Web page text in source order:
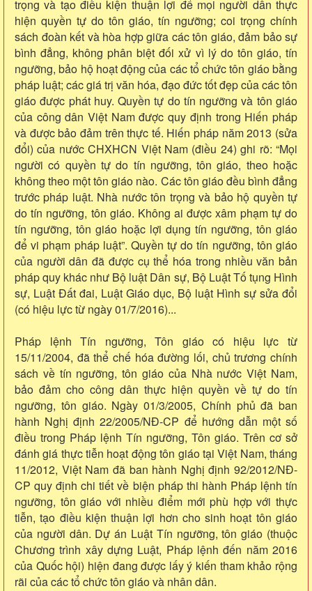
trọng và tạo điều kiện thuận lợi để mọi người dân thực
hiện quyền tự do tôn giáo, tín ngưỡng; coi trọng chính
sách đoàn kết và hòa hợp giữa các tôn giáo, đảm bảo sự
bình đẳng, không phân biệt đối xử vì lý do tôn giáo, tín
ngưỡng, bảo hộ hoạt động của các tổ chức tôn giáo bằng
pháp luật; các giá trị văn hóa, đạo đức tốt đẹp của các tôn
giáo được phát huy. Quyền tự do tín ngưỡng và tôn giáo
của công dân Việt Nam được quy định trong Hiến pháp
và được bảo đảm trên thực tế. Hiến pháp năm 2013 (sửa
đổi) của nước CHXHCN Việt Nam (điều 24) ghi rõ: “Mọi
người có quyền tự do tín ngưỡng, tôn giáo, theo hoặc
không theo một tôn giáo nào. Các tôn giáo đều bình đẳng
trước pháp luật. Nhà nước tôn trọng và bảo hộ quyền tự
do tín ngưỡng, tôn giáo. Không ai được xâm phạm tự do
tín ngưỡng, tôn giáo hoặc lợi dụng tín ngưỡng, tôn giáo
để vi phạm pháp luật”. Quyền tự do tín ngưỡng, tôn giáo
của người dân đã được cụ thể hóa trong nhiều văn bản
pháp quy khác như Bộ luật Dân sự, Bộ Luật Tố tụng Hình
sự, Luật Đất đai, Luật Giáo dục, Bộ luật Hình sự sửa đổi
(có hiệu lực từ ngày 01/7/2016)...
Pháp lệnh Tín ngưỡng, Tôn giáo có hiệu lực từ
15/11/2004, đã thể chế hóa đường lối, chủ trương chính
sách về tín ngưỡng, tôn giáo của Nhà nước Việt Nam,
bảo đảm cho công dân thực hiện quyền về tự do tín
ngưỡng, tôn giáo. Ngày 01/3/2005, Chính phủ đã ban
hành Nghị định 22/2005/NĐ-CP để hướng dẫn một số
điều trong Pháp lệnh Tín ngưỡng, Tôn giáo. Trên cơ sở
đánh giá thực tiễn hoạt động tôn giáo tại Việt Nam, tháng
11/2012, Việt Nam đã ban hành Nghị định 92/2012/NĐ-
CP quy định chi tiết về biện pháp thi hành Pháp lệnh tín
ngưỡng, tôn giáo với nhiều điểm mới phù hợp với thực
tiễn, tạo điều kiện thuận lợi hơn cho sinh hoạt tôn giáo
của người dân. Dự án Luật Tín ngưỡng, tôn giáo (thuộc
Chương trình xây dựng Luật, Pháp lệnh đến năm 2016
của Quốc hội) hiện đang được lấy ý kiến tham khảo rộng
rãi của các tổ chức tôn giáo và nhân dân.